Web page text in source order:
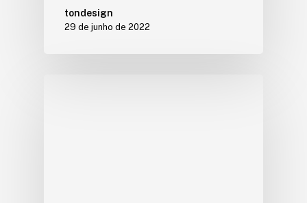
tondesign
29 de junho de 2022